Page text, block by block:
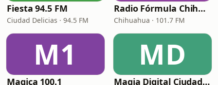
Fiesta 94.5 FM
Ciudad Delicias · 94.5 FM
Radio Fórmula Chihuahua
Chihuahua · 101.7 FM
M1
Magica 100.1
MD
Magia Digital Ciudad Juárez